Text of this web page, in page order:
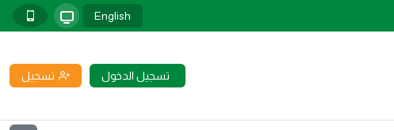
English
تسجيل الدخول تسجيل